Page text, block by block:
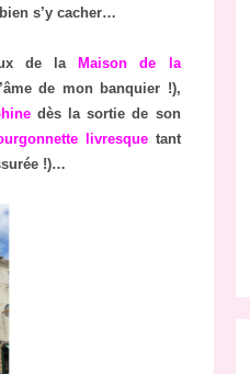
s’y cacher…
de la
Maison de la
de mon banquier !),
dès la sortie de son
livresquetant
!)…